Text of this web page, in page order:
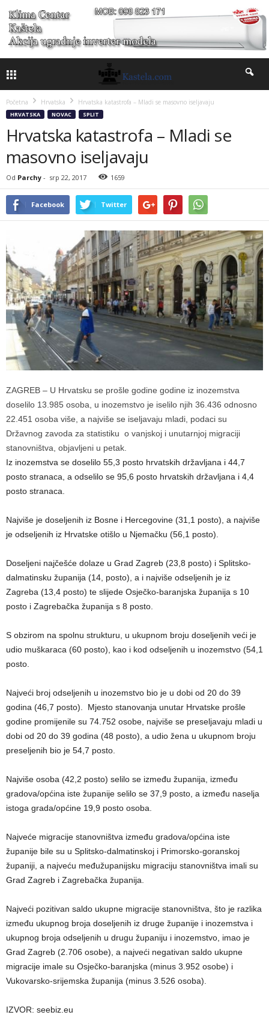
Početna Hrvatska Hrvatska katastrofa – Mladi se masovno iseljavaju
HRVATSKA NOVAC SPLIT
Hrvatska katastrofa – Mladi se
masovno iseljavaju
Od Parchy - srp 22, 2017 1659
Facebook Twitter
ZAGREB – U Hrvatsku se prošle godine godine iz inozemstva
doselilo 13.985 osoba, u inozemstvo je iselilo njih 36.436 odnosno
22.451 osoba više, a najviše se iseljavaju mladi, podaci su
Državnog zavoda za statistiku o vanjskoj i unutarnjoj migraciji
stanovništva, objavljeni u petak.
Iz inozemstva se doselilo 55,3 posto hrvatskih državljana i 44,7
posto stranaca, a odselilo se 95,6 posto hrvatskih državljana i 4,4
posto stranaca.
Najviše je doseljenih iz Bosne i Hercegovine (31,1 posto), a najviše
je odseljenih iz Hrvatske otišlo u Njemačku (56,1 posto).
Doseljeni najčešće dolaze u Grad Zagreb (23,8 posto) i Splitsko-
dalmatinsku županija (14, posto), a i najviše odseljenih je iz
Zagreba (13,4 posto) te slijede Osječko-baranjska županija s 10
posto i Zagrebačka županija s 8 posto.
S obzirom na spolnu strukturu, u ukupnom broju doseljenih veći je
udio muškaraca (60 posto), kao i kod odseljenih u inozemstvo (54,1
posto.
Najveći broj odseljenih u inozemstvo bio je u dobi od 20 do 39
godina (46,7 posto). Mjesto stanovanja unutar Hrvatske prošle
godine promijenile su 74.752 osobe, najviše se preseljavaju mladi u
dobi od 20 do 39 godina (48 posto), a udio žena u ukupnom broju
preseljenih bio je 54,7 posto.
Najviše osoba (42,2 posto) selilo se između županija, između
gradova/općina iste županije selilo se 37,9 posto, a između naselja
istoga grada/općine 19,9 posto osoba.
Najveće migracije stanovništva između gradova/općina iste
županije bile su u Splitsko-dalmatinskoj i Primorsko-goranskoj
županiji, a najveću međužupanijsku migraciju stanovništva imali su
Grad Zagreb i Zagrebačka županija.
Najveći pozitivan saldo ukupne migracije stanovništva, što je razlika
između ukupnog broja doseljenih iz druge županije i inozemstva i
ukupnog broja odseljenih u drugu županiju i inozemstvo, imao je
Grad Zagreb (2.706 osobe), a najveći negativan saldo ukupne
migracije imale su Osječko-baranjska (minus 3.952 osobe) i
Vukovarsko-srijemska županija (minus 3.526 osoba).
IZVOR: seebiz.eu